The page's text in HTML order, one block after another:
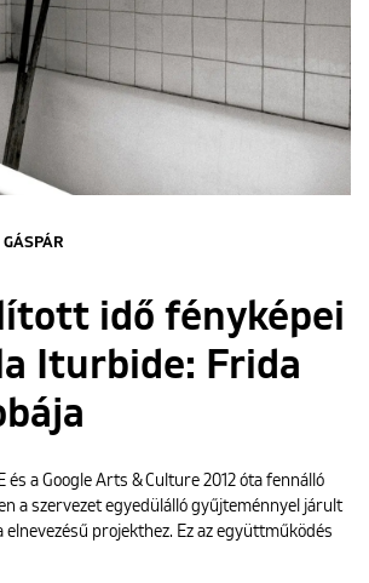
Rólunk
GÁSPÁR
idő fényképei
Iturbide: Frida
és a Google Arts & Culture 2012 óta fennálló
a szervezet egyedülálló gyűjteménnyel járult
elnevezésű projekthez. Ez az együttműködés